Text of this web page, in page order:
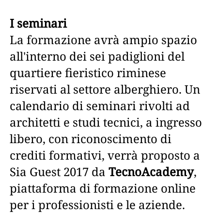
I seminari
La formazione avrà ampio spazio
all'interno dei sei padiglioni del
quartiere fieristico riminese
riservati al settore alberghiero. Un
calendario di seminari rivolti ad
architetti e studi tecnici, a ingresso
libero, con riconoscimento di
crediti formativi, verrà proposto a
Sia Guest 2017 da TecnoAcademy,
piattaforma di formazione online
per i professionisti e le aziende.